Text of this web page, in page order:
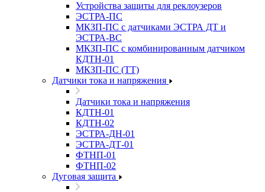
Устройства защиты для реклоузеров
ЭСТРА-ПС
МКЗП-ПС с датчиками ЭСТРА ДТ и
ЭСТРА-ВС
МКЗП-ПС с комбинированным датчиком
КДТН-01
МКЗП-ПС (ТТ)
Датчики тока и напряжения
Датчики тока и напряжения
КДТН-01
КДТН-02
ЭСТРА-ДН-01
ЭСТРА-ДТ-01
ФТНП-01
ФТНП-02
Дуговая защита